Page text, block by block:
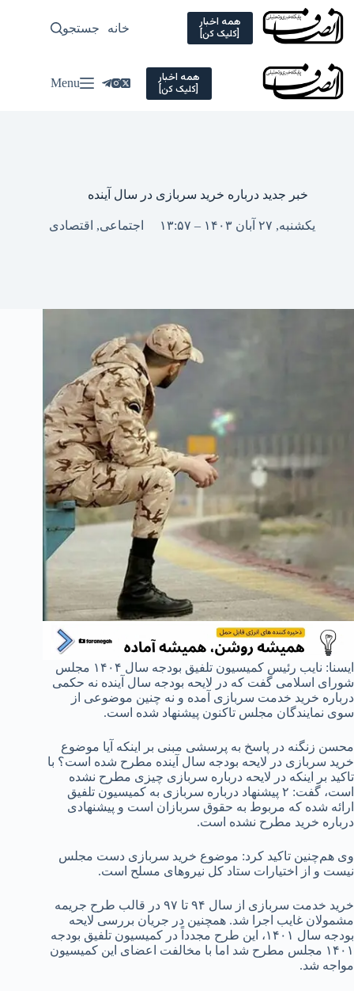
Skip
content
همه اخبار
[کلیک کن] خانه سیاسی
جستجو
همه اخبار
[کلیک کن] Menu
خبر جدید درباره خرید سربازی در سال آینده
یکشنبه, ۲۷ آبان ۱۴۰۳ – ۱۳:۵۷ اجتماعی, اقتصادی
ایسنا: نایب رئیس کمیسیون تلفیق بودجه سال ۱۴۰۴ مجلس
شورای اسلامی گفت که در لایحه بودجه سال آینده نه حکمی
درباره خرید خدمت سربازی آمده و نه چنین موضوعی از
سوی نمایندگان مجلس تاکنون پیشنهاد شده است.
محسن زنگنه در پاسخ به پرسشی مبنی بر اینکه آیا موضوع
خرید سربازی در لایحه بودجه سال آینده مطرح شده است؟ با
تاکید بر اینکه در لایحه درباره سربازی چیزی مطرح نشده
است، گفت: ۲ پیشنهاد درباره سربازی به کمیسیون تلفیق
ارائه شده که مربوط به حقوق سربازان است و پیشنهادی
درباره خرید مطرح نشده است.
وی هم‌چنین تاکید کرد: موضوع خرید سربازی دست مجلس
نیست و از اختیارات ستاد کل نیروهای مسلح است.
خرید خدمت سربازی از سال ۹۴ تا ۹۷ در قالب طرح جریمه
مشمولان غایب اجرا شد. همچنین در جریان بررسی لایحه
بودجه سال ۱۴۰۱، این طرح مجدداً در کمیسیون تلفیق بودجه
۱۴۰۱ مجلس مطرح شد اما با مخالفت اعضای این کمیسیون
مواجه شد.